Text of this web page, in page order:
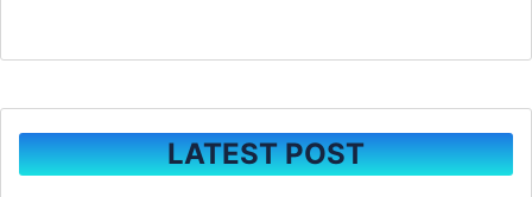
LATEST POST